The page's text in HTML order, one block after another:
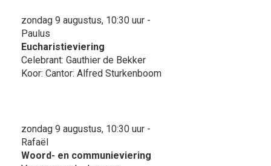
zondag 9 augustus, 10:30 uur -
Paulus
Eucharistieviering
Celebrant: Gauthier de Bekker
Koor: Cantor: Alfred Sturkenboom
zondag 9 augustus, 10:30 uur -
Rafaël
Woord- en communieviering